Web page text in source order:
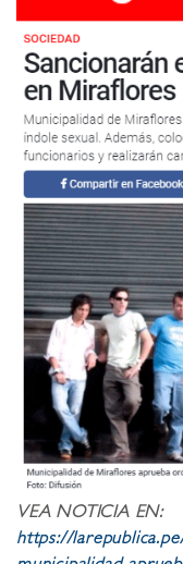
VEA NOTICIA EN:
https://